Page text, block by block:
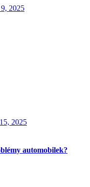
2025
2025
automobilek?